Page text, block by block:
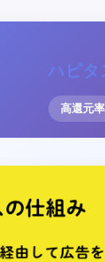
ハピタ
高還元率